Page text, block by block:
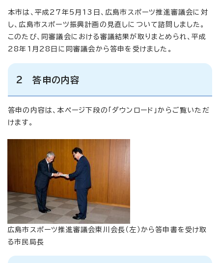
本市は、平成27年5月13日、広島市スポーツ推進審議会に対
し、広島市スポーツ振興計画の見直しについて諮問しました。
このたび、同審議会における審議結果が取りまとめられ、平成
28年1月28日に同審議会から答申を受けました。
2 答申の内容
答申の内容は、本ページ下段の「ダウンロード」からご覧いただ
けます。
広島市スポーツ推進審議会東川会長（左）から答申書を受け取
る市民局長